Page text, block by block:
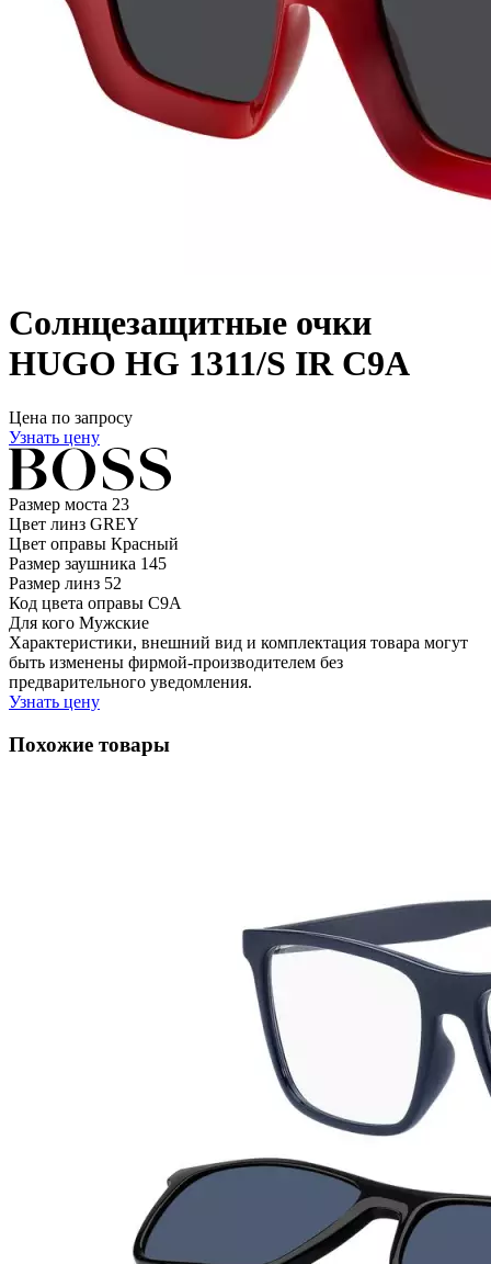
Солнцезащитные очки
HUGO HG 1311/S IR C9A
Цена по запросу
Узнать цену
Размер моста 23
Цвет линз GREY
Цвет оправы Красный
Размер заушника 145
Размер линз 52
Код цвета оправы C9A
Для кого Мужские
Характеристики, внешний вид и комплектация товара могут
быть изменены фирмой-производителем без
предварительного уведомления.
Узнать цену
Похожие товары